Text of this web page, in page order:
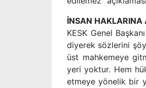
İNSAN HAKLARINA
KESK Genel
diyerek sözlerini
üst mahkemeye
yeri yoktur. Hem
etmeye yönelik bir